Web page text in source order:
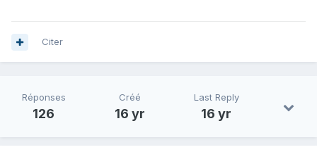
Citer
Réponses
126
Créé
16 yr
Last Reply
16 yr